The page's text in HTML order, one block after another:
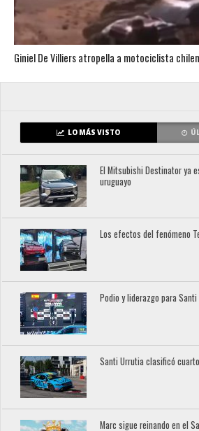
Giniel De Villiers atropella a motociclista
LO MÁS VISTO
El Mitsubishi Destinator ya
uruguayo
Los efectos del fenómeno
Podio y liderazgo para
Santi Urrutia clasificó
Marc sigue reinando en el